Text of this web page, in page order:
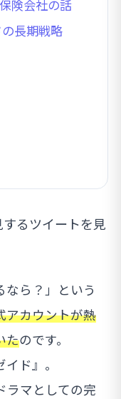
険会社の話
長期戦略
るツイートを見
なら？」という
アカウントが熱
たのです。
ド』。
ラマとしての完